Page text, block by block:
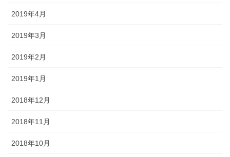
2019年4月
2019年3月
2019年2月
2019年1月
2018年12月
2018年11月
2018年10月